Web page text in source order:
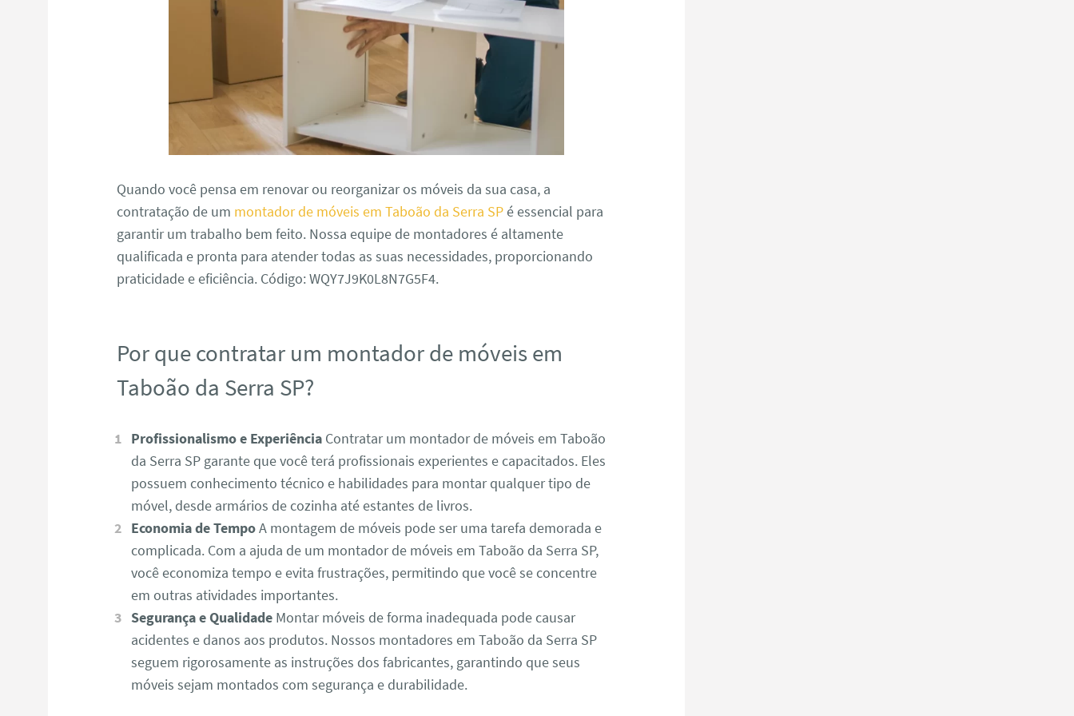
Quando você pensa em renovar ou reorganizar os móveis da sua casa, a
contratação de um montador de móveis em Taboão da Serra SPé essencial para
garantir um trabalho bem feito. Nossa equipe de montadores é altamente
qualificada e pronta para atender todas as suas necessidades, proporcionando
praticidade e eficiência. Código: WQY7J9K0L8N7G5F4.
Por que contratar um montador de móveis em
Taboão da Serra SP?
Profissionalismo e ExperiênciaContratar um montador de móveis em Taboão
da Serra SP garante que você terá profissionais experientes e capacitados. Eles
possuem conhecimento técnico e habilidades para montar qualquer tipo de
móvel, desde armários de cozinha até estantes de livros.
Economia de TempoA montagem de móveis pode ser uma tarefa demorada e
complicada. Com a ajuda de um montador de móveis em Taboão da Serra SP,
você economiza tempo e evita frustrações, permitindo que você se concentre
em outras atividades importantes.
Segurança e QualidadeMontar móveis de forma inadequada pode causar
acidentes e danos aos produtos. Nossos montadores em Taboão da Serra SP
seguem rigorosamente as instruções dos fabricantes, garantindo que seus
móveis sejam montados com segurança e durabilidade.